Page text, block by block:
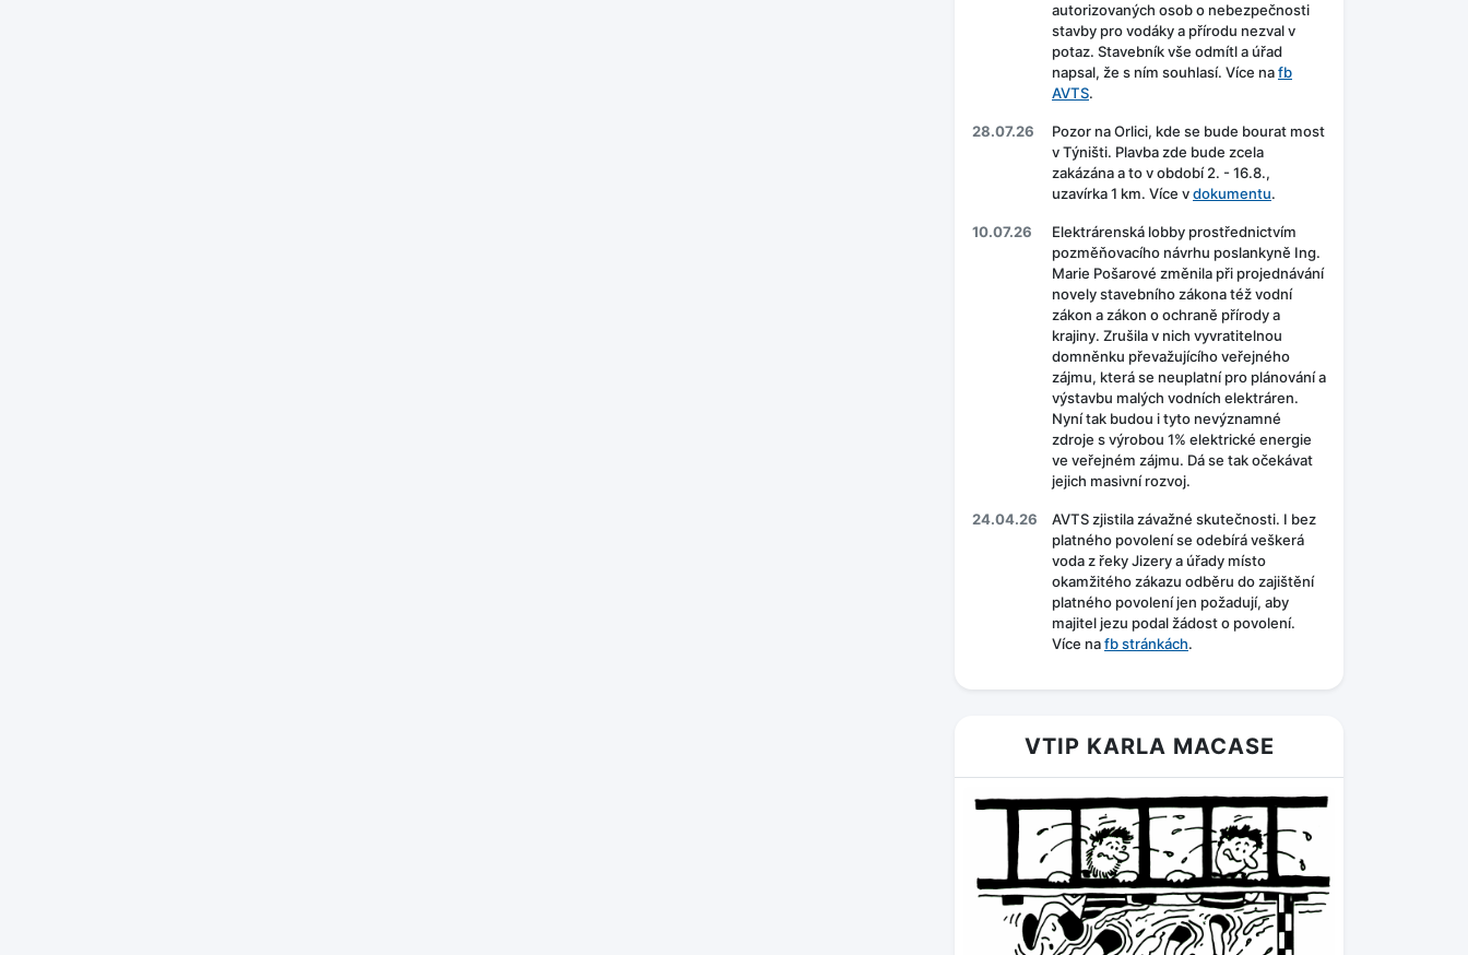
autorizovaných osob o nebezpečnosti
stavby pro vodáky a přírodu nezval v
potaz. Stavebník vše odmítl a úřad
napsal, že s ním souhlasí. Více nafb
AVTS.
28.07.26
Pozor na Orlici, kde se bude bourat most
v Týništi. Plavba zde bude zcela
zakázána a to v období 2. - 16.8.,
uzavírka 1 km. Více vdokumentu.
10.07.26
Elektrárenská lobby prostřednictvím
pozměňovacího návrhu poslankyně Ing.
Marie Pošarové změnila při projednávání
novely stavebního zákona též vodní
zákon a zákon o ochraně přírody a
krajiny. Zrušila v nich vyvratitelnou
domněnku převažujícího veřejného
zájmu, která se neuplatní pro plánování a
výstavbu malých vodních elektráren.
Nyní tak budou i tyto nevýznamné
zdroje s výrobou 1% elektrické energie
ve veřejném zájmu. Dá se tak očekávat
jejich masivní rozvoj.
24.04.26
AVTS zjistila závažné skutečnosti. I bez
platného povolení se odebírá veškerá
voda z řeky Jizery a úřady místo
okamžitého zákazu odběru do zajištění
platného povolení jen požadují, aby
majitel jezu podal žádost o povolení.
Více nafb stránkách.
VTIP KARLA MACASE